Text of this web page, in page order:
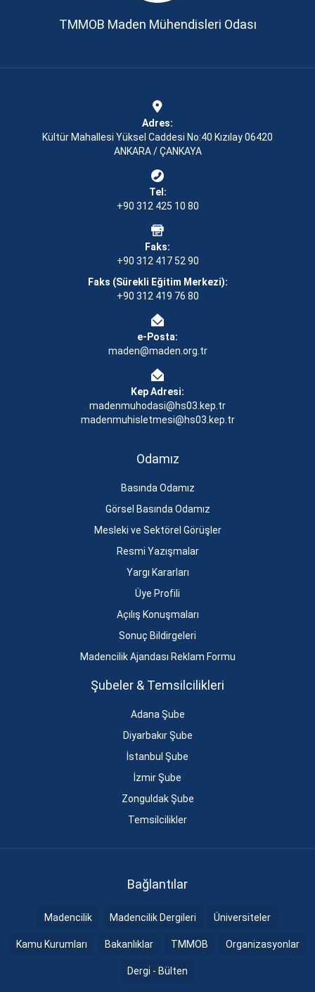
TMMOB Maden Mühendisleri Odası
Adres:
Kültür Mahallesi Yüksel Caddesi No:40 Kızılay 06420
ANKARA / ÇANKAYA
Tel:
+90 312 425 10 80
Faks:
+90 312 417 52 90
Faks (Sürekli Eğitim Merkezi):
+90 312 419 76 80
e-Posta:
maden@maden.org.tr
Kep Adresi:
madenmuhodasi@hs03.kep.tr
madenmuhisletmesi@hs03.kep.tr
Odamız
Basında Odamız
Görsel Basında Odamız
Mesleki ve Sektörel Görüşler
Resmi Yazışmalar
Yargı Kararları
Üye Profili
Açılış Konuşmaları
Sonuç Bildirgeleri
Madencilik Ajandası Reklam Formu
Şubeler & Temsilcilikleri
Adana Şube
Diyarbakır Şube
İstanbul Şube
İzmir Şube
Zonguldak Şube
Temsilcilikler
Bağlantılar
Madencilik Madencilik Dergileri Üniversiteler
Kamu Kurumları Bakanlıklar TMMOB Organizasyonlar
Dergi - Bülten